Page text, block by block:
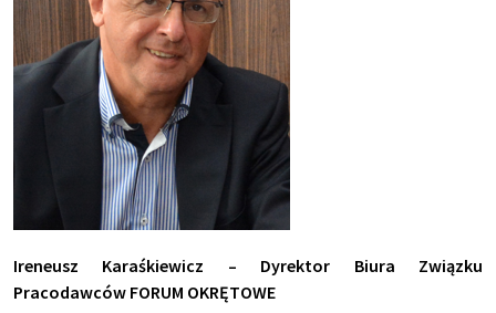
Ireneusz Karaśkiewicz – Dyrektor Biura Związku
Pracodawców FORUM OKRĘTOWE